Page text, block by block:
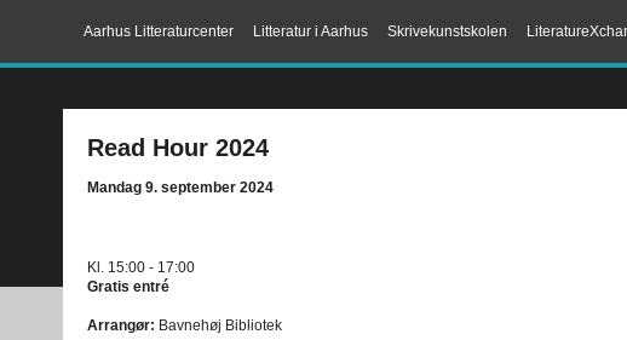
Skrivekunstskolen
Litteratur i Aarhus
Aarhus Litteraturcenter
Read Hour 2024
Mandag 9. september 2024
Kl. 15:00 - 17:00
Gratis entré
Arrangør: Bavnehøj Bibliotek